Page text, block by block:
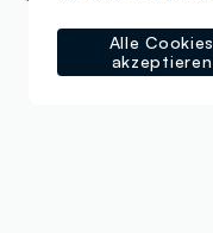
Alle Cookies
akzeptieren